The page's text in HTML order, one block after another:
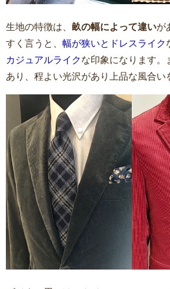
生地の特徴は、 畝の幅によって違いが
すく言うと、 幅が狭いとドレスライク
カジュアルライクな印象になります。
あり、程よい光沢があり上品な風合い